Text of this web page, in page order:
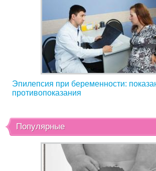
Эпилепсия при беременности:
противопоказания
Популярные